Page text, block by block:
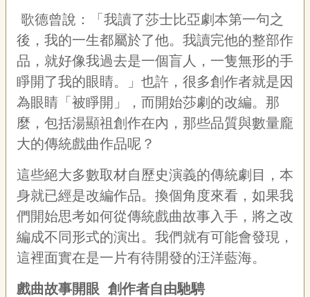
絡
們
資
訊
安
全
政
策
訊
政
府
網
站
資
開
歌德曾說：「我讀了莎士比亞劇本第一句之
後，我的一生都屬於了他。我讀完他的整部作
品，就好像我過去是一個盲人，一隻無形的手
睜開了我的眼睛。」也許，很多創作者就是因
為眼睛「被睜開」，而開始莎劇的改編。那
麼，包括湯顯祖創作在內，那些品質與數量龐
大的傳統戲曲作品呢？
這些絕大多數取材自歷史演義的傳統劇目，本
身就已經是改編作品。換個角度來看，如果我
們開始思考如何從傳統戲曲故事入手，將之改
編成不同形式的演出。我們就有可能會發現，
這裡面實在是一片有待開發的汪洋藍海。
戲曲故事開眼 創作者自由馳騁